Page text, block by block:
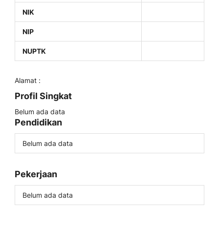
NIK
NIP
NUPTK
Alamat :
Profil Singkat
Belum ada data
Pendidikan
Belum ada data
Pekerjaan
Belum ada data